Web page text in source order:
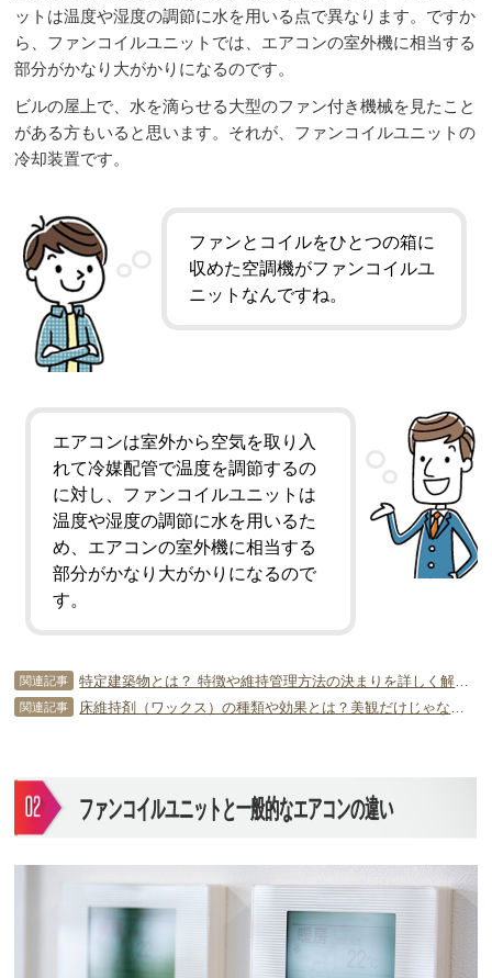
ットは温度や湿度の調節に水を用いる点で異なります。ですか
ら、 ファンコイルユニットでは、 エアコンの室外機に相当する
部分がかなり大がかりになるのです。
ビルの屋上で、水を滴らせる大型のファン付き機械を見たこと
がある方もいると思います。それが、ファンコイルユニットの
冷却装置です。
ファンとコイルをひとつの箱に
収めた空調機がファンコイルユ
ニットなんですね。
エアコンは室外から空気を取り入
れて冷媒配管で温度を調節するの
に対し、ファンコイルユニットは
温度や湿度の調節に水を用いるた
め、エアコンの室外機に相当する
部分がかなり大がかりになるので
す。
関連記事 特定建築物とは？ 特徴や維持管理方法の決まりを詳しく解説！
関連記事 床維持剤（ワックス）の種類や効果とは？美観だけじゃないの？
ファンコイルユニットと一般的なエアコンの違い